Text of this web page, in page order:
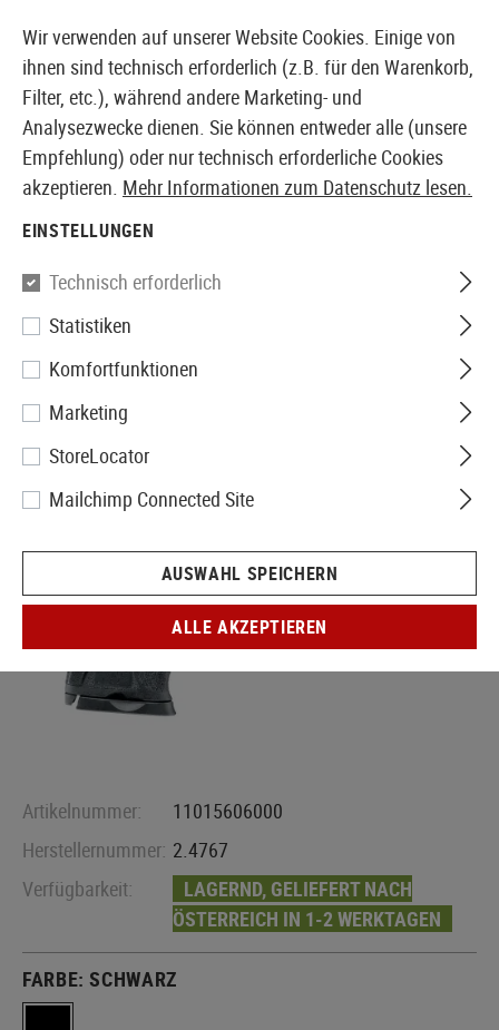
EUROPÄISCHER AIRSOFT SHOP & GROßHÄNDLER
Smith & Wesson
M&P9 2.0 T4E .43 cal
Artikelnummer:
11015606000
Herstellernummer: 2.4767
Verfügbarkeit:
LAGERND, GELIEFERT NACH
ÖSTERREICH IN 1-2 WERKTAGEN
FARBE:SCHWARZ
Wir verwenden auf unserer Website Cookies. Einige von
ihnen sind technisch erforderlich (z.B. für den Warenkorb,
Filter, etc.), während andere Marketing- und
Analysezwecke dienen. Sie können entweder alle (unsere
Empfehlung) oder nur technisch erforderliche Cookies
akzeptieren. Mehr Informationen zum Datenschutz lesen.
EINSTELLUNGEN
Technisch erforderlich
Statistiken
Komfortfunktionen
Marketing
StoreLocator
Mailchimp Connected Site
AUSWAHL SPEICHERN
ALLE AKZEPTIEREN